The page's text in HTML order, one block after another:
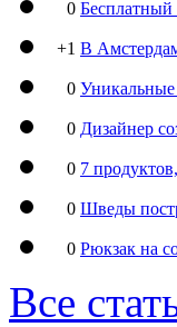
0 Бесплатный
+1 В
0 Уникальные
0 Дизайнер
0 7
0 Шведы
0 Рюкзак на
Все